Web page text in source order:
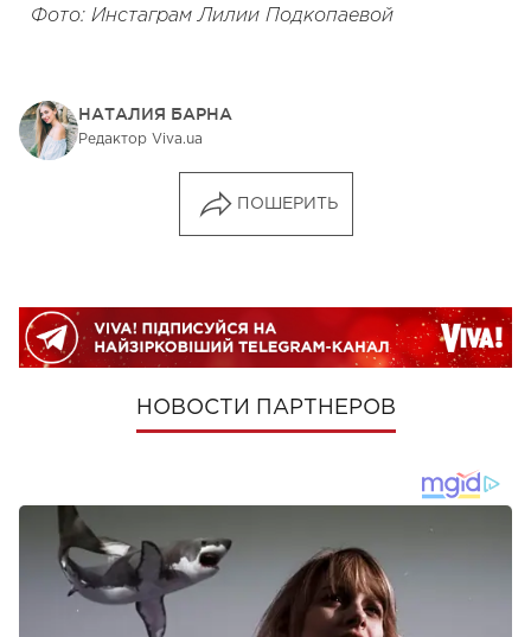
Фото: Инстаграм Лилии Подкопаевой
НАТАЛИЯ БАРНА
Редактор Viva.ua
ПОШЕРИТЬ
НОВОСТИ ПАРТНЕРОВ